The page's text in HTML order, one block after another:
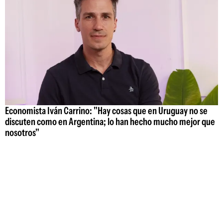
Economista Iván Carrino: "Hay cosas que en Uruguay no se
discuten como en Argentina; lo han hecho mucho mejor que
nosotros"